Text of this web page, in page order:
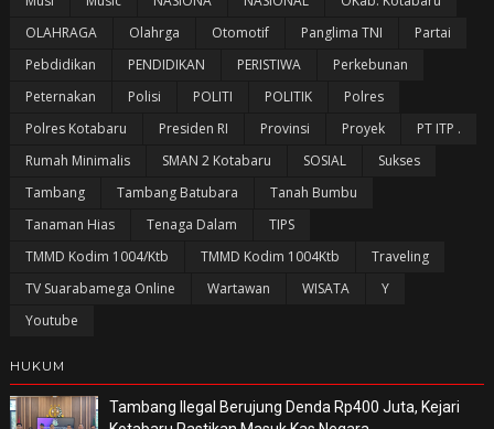
OLAHRAGA
Olahrga Otomotif Panglima TNI
Partai
Pebdidikan
PENDIDIKAN PERISTIWA
Perkebunan
Peternakan
Polisi POLITI POLITIK
Polres
Polres Kotabaru
Presiden RI Provinsi Proyek
PT ITP .
Rumah Minimalis
SMAN 2 Kotabaru SOSIAL
Sukses
Tambang
Tambang Batubara
Tanah Bumbu
Tanaman Hias
Tenaga Dalam
TIPS
TMMD Kodim 1004/Ktb
TMMD Kodim 1004Ktb
Traveling
TV Suarabamega Online
Wartawan WISATA
Y
Youtube
HUKUM
Tambang Ilegal Berujung Denda Rp400 Juta, Kejari